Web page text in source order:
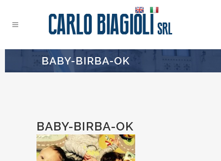
BABY-BIRBA-OK
BABY-BIRBA-OK